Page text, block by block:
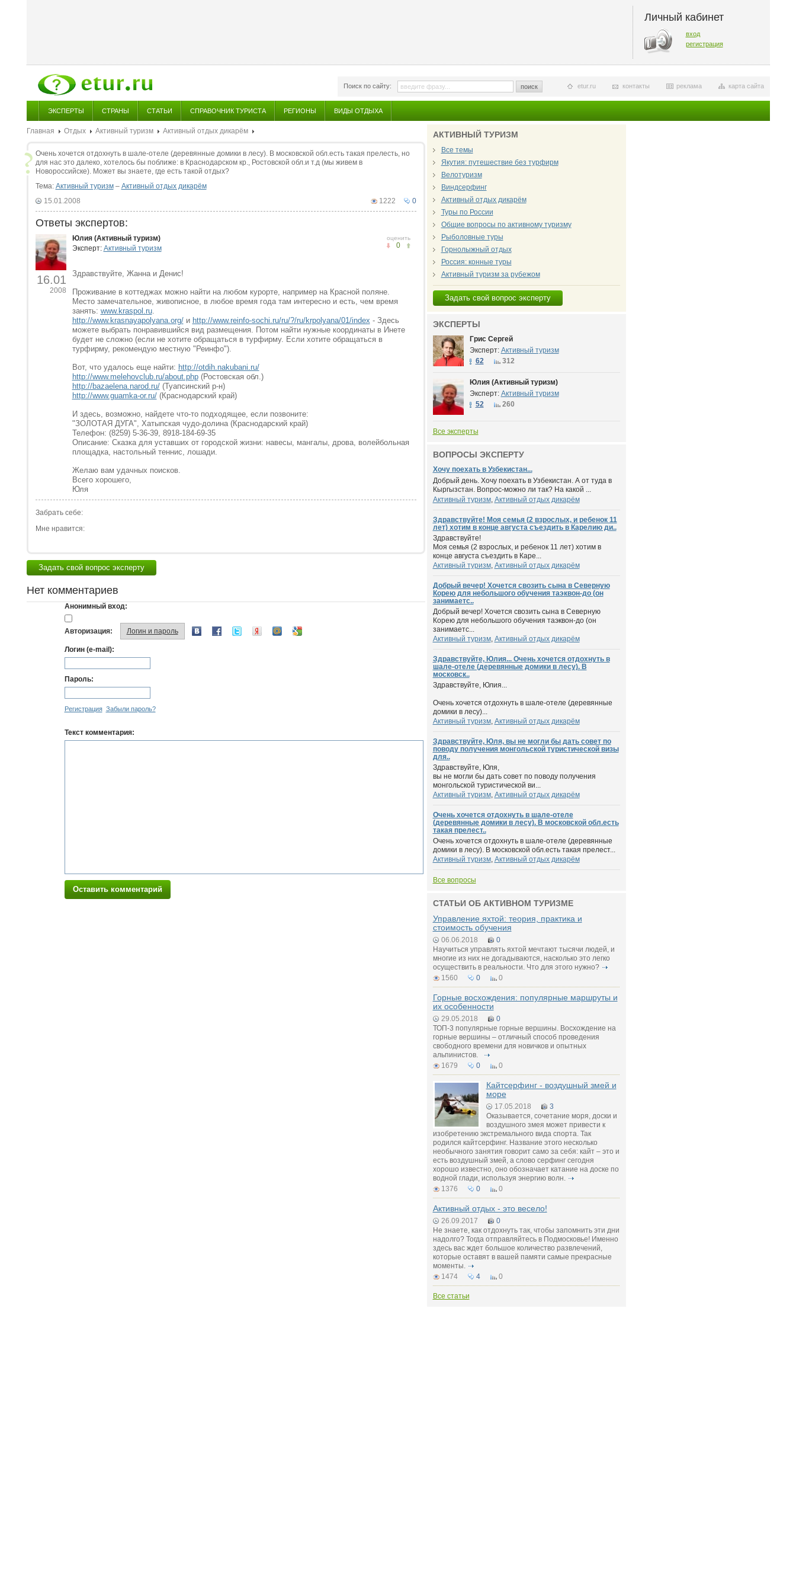
Личный кабинет
вход
регистрация
Поиск по сайту: поиск карта сайта
реклама
контакты
etur.ru
ЭКСПЕРТЫ СТРАНЫ СТАТЬИ СПРАВОЧНИК ТУРИСТА РЕГИОНЫ ВИДЫ ОТДЫХА
Главная Отдых Активный туризм Активный отдых дикарём
Очень хочется отдохнуть в шале-отеле (деревянные домики в лесу). В московской обл.есть такая прелесть, но
для нас это далеко, хотелось бы поближе: в Краснодарском кр., Ростовской обл.и т.д (мы живем в
Новороссийске). Может вы знаете, где есть такой отдых?
Тема: Активный туризм– Активный отдых дикарём
0
1222
15.01.2008
Ответы экспертов:
16.01
2008
оценить
0
Юлия (Активный туризм)
Эксперт: Активный туризм
Здравствуйте, Жанна и Денис!
Проживание в коттеджах можно найти на любом курорте, например на Красной поляне.
Место замечательное, живописное, в любое время года там интересно и есть, чем время
занять: www.kraspol.ru.
http://www.krasnayapolyana.org/и http://www.reinfo-sochi.ru/ru/?/ru/krpolyana/01/index - Здесь
можете выбрать понравившийся вид размещения. Потом найти нужные координаты в Инете
будет не сложно (если не хотите обращаться в турфирму. Если хотите обращаться в
турфирму, рекомендую местную "Реинфо").
Вот, что удалось еще найти: http://otdih.nakubani.ru/
http://www.melehovclub.ru/about.php(Ростовская обл.)
http://bazaelena.narod.ru/(Туапсинский р-н)
http://www.guamka-or.ru/(Краснодарский край)
И здесь, возможно, найдете что-то подходящее, если позвоните:
"ЗОЛОТАЯ ДУГА", Хатыпская чудо-долина (Краснодарский край)
Телефон: (8259) 5-36-39, 8918-184-69-35
Описание: Сказка для уставших от городской жизни: навесы, мангалы, дрова, волейбольная
площадка, настольный теннис, лошади.
Желаю вам удачных поисков.
Всего хорошего,
Юля
Забрать себе:
Мне нравится:
Задать свой вопрос эксперту
Нет комментариев
Анонимный вход:
Авторизация: Логин и пароль
Логин (e-mail):
Пароль:
Регистрация Забыли пароль?
Текст комментария:
Оставить комментарий
АКТИВНЫЙ ТУРИЗМ
Все темы
Якутия: путешествие без турфирм
Велотуризм
Виндсерфинг
Активный отдых дикарём
Туры по России
Общие вопросы по активному туризму
Рыболовные туры
Горнолыжный отдых
Россия: конные туры
Активный туризм за рубежом
Задать свой вопрос эксперту
ЭКСПЕРТЫ
Грис Сергей
Эксперт: Активный туризм
62
312
Юлия (Активный туризм)
Эксперт: Активный туризм
52
260
Все эксперты
ВОПРОСЫ ЭКСПЕРТУ
Хочу поехать в Узбекистан...
Добрый день. Хочу поехать в Узбекистан. А от туда в
Кыргызстан. Вопрос-можно ли так? На какой ...
Активный туризм, Активный отдых дикарём
Здравствуйте! Моя семья (2 взрослых, и ребенок 11
лет) хотим в конце августа съездить в Карелию ди..
Здравствуйте!
Моя семья (2 взрослых, и ребенок 11 лет) хотим в
конце августа съездить в Каре...
Активный туризм, Активный отдых дикарём
Добрый вечер! Хочется свозить сына в Северную
Корею для небольшого обучения таэквон-до (он
занимаетс..
Добрый вечер! Хочется свозить сына в Северную
Корею для небольшого обучения таэквон-до (он
занимаетс...
Активный туризм, Активный отдых дикарём
Здравствуйте, Юлия... Очень хочется отдохнуть в
шале-отеле (деревянные домики в лесу). В
московск..
Здравствуйте, Юлия...
Очень хочется отдохнуть в шале-отеле (деревянные
домики в лесу)...
Активный туризм, Активный отдых дикарём
Здравствуйте, Юля, вы не могли бы дать совет по
поводу получения монгольской туристической визы
для..
Здравствуйте, Юля,
вы не могли бы дать совет по поводу получения
монгольской туристической ви...
Активный туризм, Активный отдых дикарём
Очень хочется отдохнуть в шале-отеле
(деревянные домики в лесу). В московской обл.есть
такая прелест..
Очень хочется отдохнуть в шале-отеле (деревянные
домики в лесу). В московской обл.есть такая прелест...
Активный туризм, Активный отдых дикарём
Все вопросы
СТАТЬИ ОБ АКТИВНОМ ТУРИЗМЕ
Управление яхтой: теория, практика и
стоимость обучения
06.06.2018
0
Научиться управлять яхтой мечтают тысячи людей, и
многие из них не догадываются, насколько это легко
осуществить в реальности. Что для этого нужно?
1560
0 0
Горные восхождения: популярные маршруты и
их особенности
29.05.2018
0
ТОП-3 популярные горные вершины. Восхождение на
горные вершины – отличный способ проведения
свободного времени для новичков и опытных
альпинистов.
1679
0 0
Кайтсерфинг - воздушный змей и
море
17.05.2018
3
Оказывается, сочетание моря, доски и
воздушного змея может привести к
изобретению экстремального вида спорта. Так
родился кайтсерфинг. Название этого несколько
необычного занятия говорит само за себя: кайт – это и
есть воздушный змей, а слово серфинг сегодня
хорошо известно, оно обозначает катание на доске по
водной глади, используя энергию волн.
1376
0 0
Активный отдых - это весело!
26.09.2017
0
Не знаете, как отдохнуть так, чтобы запомнить эти дни
надолго? Тогда отправляйтесь в Подмосковье! Именно
здесь вас ждет большое количество развлечений,
которые оставят в вашей памяти самые прекрасные
моменты.
1474
4 0
Все статьи